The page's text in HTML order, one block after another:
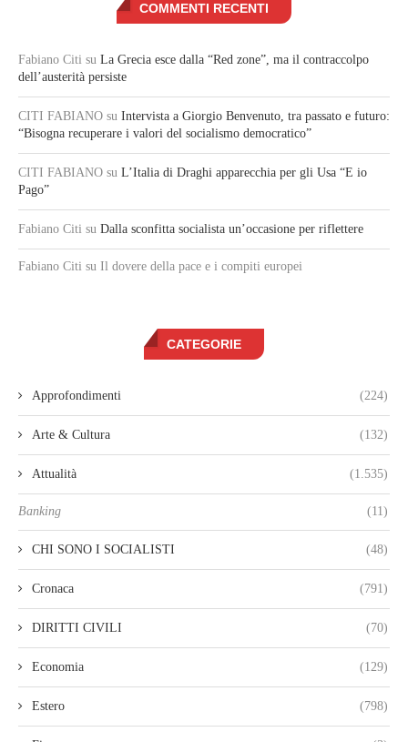
COMMENTI RECENTI
Fabiano Citi su La Grecia esce dalla “Red zone”, ma il contraccolpo
dell’austerità persiste
CITI FABIANO su Intervista a Giorgio Benvenuto, tra passato e futuro:
“Bisogna recuperare i valori del socialismo democratico”
CITI FABIANO su L’Italia di Draghi apparecchia per gli Usa “E io
Pago”
Fabiano Citi su Dalla sconfitta socialista un’occasione per riflettere
Fabiano Citi su Il dovere della pace e i compiti europei
CATEGORIE
Approfondimenti (224)
Arte & Cultura (132)
Attualità (1.535)
Banking (11)
CHI SONO I SOCIALISTI (48)
Cronaca (791)
DIRITTI CIVILI (70)
Economia (129)
Estero (798)